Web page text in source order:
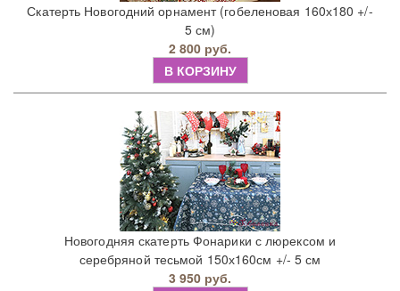
Скатерть Новогодний орнамент (гобеленовая 160х180 +/-
5 см)
2 800 руб.
В КОРЗИНУ
Новогодняя скатерть Фонарики с люрексом и
серебряной тесьмой 150х160см +/- 5 см
3 950 руб.